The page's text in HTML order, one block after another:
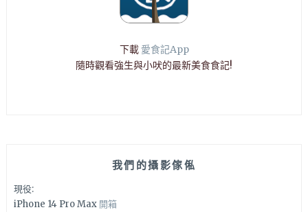
下載 愛食記App
隨時觀看強生與小吠的最新美食食記!
我們的攝影傢俬
現役:
iPhone 14 Pro Max 開箱